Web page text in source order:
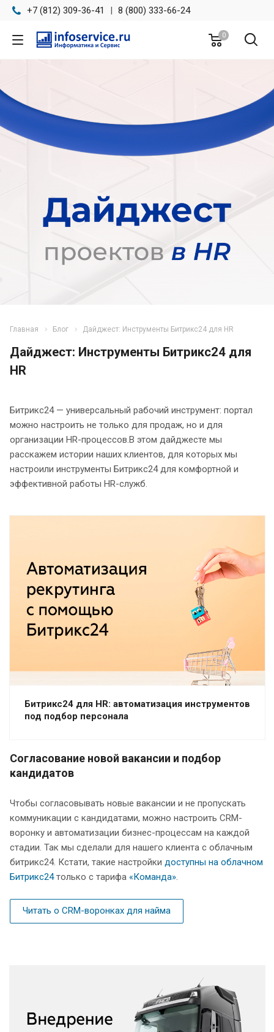
+7 (812) 309-36-41 | 8 (800) 333-66-24
0
Главная Блог Дайджест: Инструменты Битрикс24 для HR
Дайджест: Инструменты Битрикс24 для
HR
Битрикс24 — универсальный рабочий инструмент: портал
можно настроить не только для продаж, но и для
организации HR-процессов.В этом дайджесте мы
расскажем истории наших клиентов, для которых мы
настроили инструменты Битрикс24 для комфортной и
эффективной работы HR-служб.
Битрикс24 для HR: автоматизация инструментов
под подбор персонала
Согласование новой вакансии и подбор
кандидатов
Чтобы согласовывать новые вакансии и не пропускать
коммуникации с кандидатами, можно настроить CRM-
воронку и автоматизации бизнес-процессам на каждой
стадии. Так мы сделали для нашего клиента с облачным
битрикс24. Кстати, такие настройки доступны на облачном
Битрикс24только с тарифа «Команда».
Читать о CRM-воронках для найма